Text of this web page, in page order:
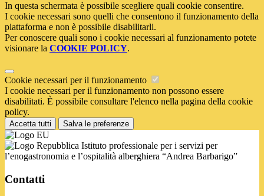
In questa schermata è possibile scegliere quali cookie consentire.
I cookie necessari sono quelli che consentono il funzionamento della
piattaforma e non è possibile disabilitarli.
Per conoscere quali sono i cookie necessari al funzionamento potete
visionare la COOKIE POLICY.
Cookie necessari per il funzionamento
I cookie necessari per il funzionamento non possono essere
disabilitati. È possibile consultare l'elenco nella pagina della cookie
policy.
Accetta tutti Salva le preferenze
Istituto professionale per i servizi per
l’enogastronomia e l’ospitalità alberghiera “Andrea Barbarigo”
Contatti